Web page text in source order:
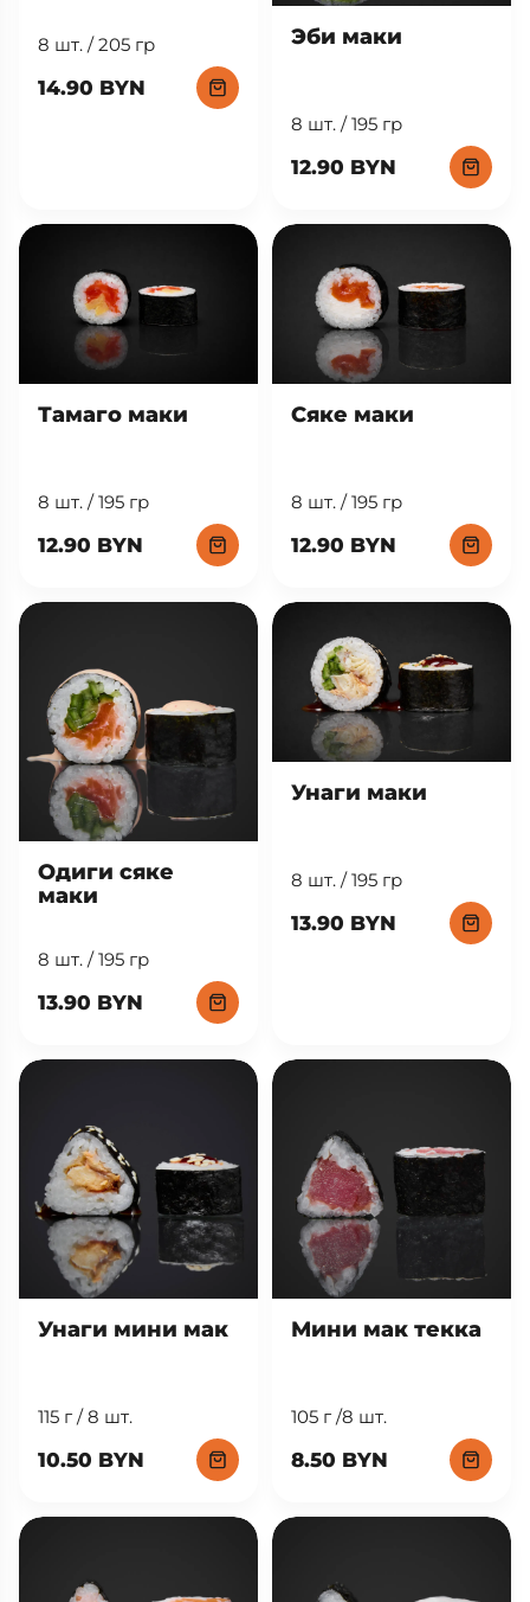
8 шт. / 205 гр
14.90 BYN
Эби маки
8 шт. / 195 гр
12.90 BYN
Тамаго маки
8 шт. / 195 гр
12.90 BYN
Сяке маки
8 шт. / 195 гр
12.90 BYN
Одиги сяке
маки
8 шт. / 195 гр
13.90 BYN
Унаги маки
8 шт. / 195 гр
13.90 BYN
Унаги мини мак
115 г / 8 шт.
10.50 BYN
Мини мак текка
105 г /8 шт.
8.50 BYN